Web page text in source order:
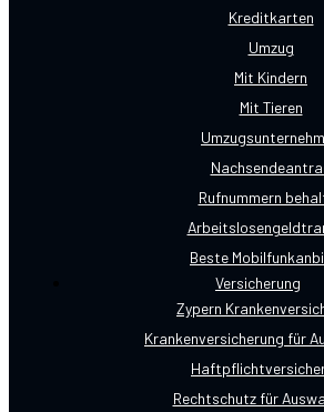
Kreditkarten
Umzug
Mit Kindern
Mit Tieren
Rufnummern
Beste
Versicherung
Zypern
Krankenversicherung für
Rechtschutz für